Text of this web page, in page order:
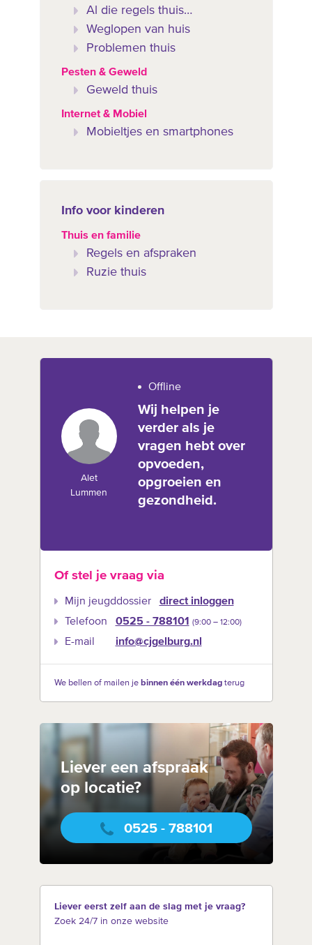
Al die regels thuis…
Weglopen van huis
Problemen thuis
Pesten & Geweld
Geweld thuis
Internet & Mobiel
Mobieltjes en smartphones
Info voor kinderen
Thuis en familie
Regels en afspraken
Ruzie thuis
Alet
Lummen
Offline
Wij helpen je
verder als je
vragen hebt over
opvoeden,
opgroeien en
gezondheid.
Of stel je vraag via
Mijn jeugddossier
direct inloggen
Telefoon
0525 - 788101 (9:00 –‍ 12:00)
E-mail info@cjgelburg.nl
We bellen of mailen je binnen één werkdagterug
Liever een afspraak
op locatie?
0525 - 788101
Liever eerst zelf aan de slag met je vraag?
Zoek 24/7 in onze website